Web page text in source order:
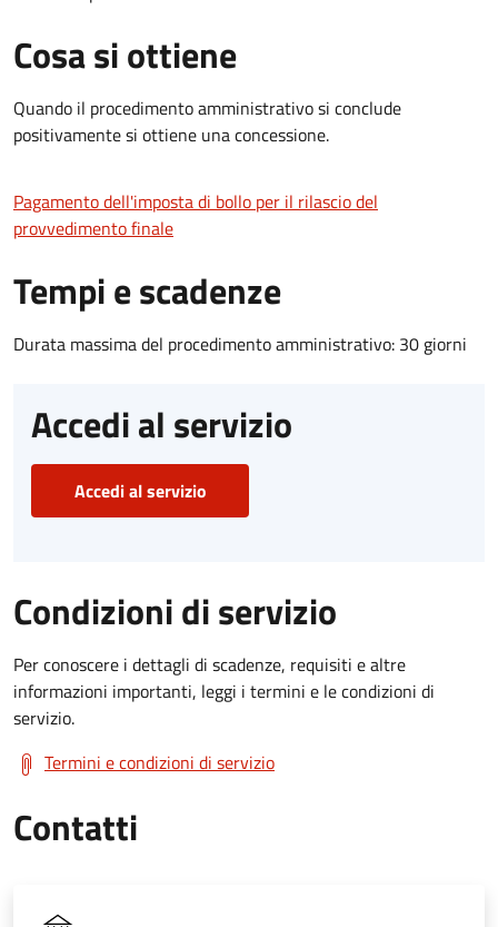
Cosa si ottiene
Quando il procedimento amministrativo si conclude
positivamente si ottiene una concessione.
Pagamento dell'imposta di bollo per il rilascio del
provvedimento finale
Tempi e scadenze
Durata massima del procedimento amministrativo: 30 giorni
Accedi al servizio
Accedi al servizio
Condizioni di servizio
Per conoscere i dettagli di scadenze, requisiti e altre
informazioni importanti, leggi i termini e le condizioni di
servizio.
Termini e condizioni di servizio
Contatti